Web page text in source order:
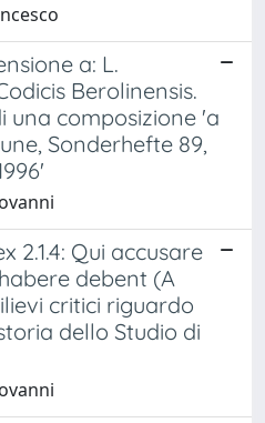
a: L.
Berolinensis.
una composizione 'a
Sonderhefte 89,
2.1.4: Qui accusare
debent (A
critici riguardo
dello Studio di